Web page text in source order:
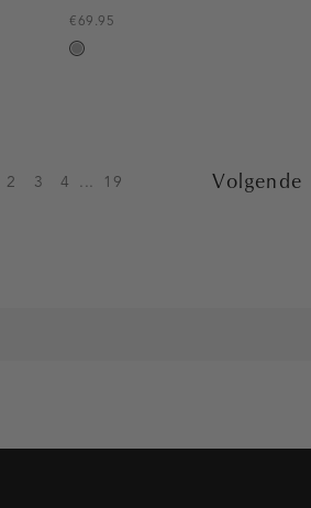
€69.95
grijs,
2 3 4 ... 19 Volgende